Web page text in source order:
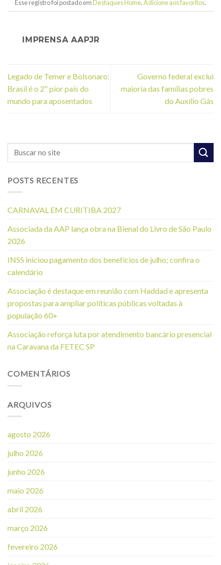
Esse registro foi postado em Destaques Home.Adicione aos favoritos.
IMPRENSA AAPJR
Legado de Temer e Bolsonaro:
Brasil é o 2º pior país do
mundo para aposentados
Governo federal exclui
maioria das famílias pobres
do Auxílio Gás
POSTS RECENTES
CARNAVAL EM CURITIBA 2027
Associada da AAP lança obra na Bienal do Livro de São Paulo
2026
INSS iniciou pagamento dos benefícios de julho; confira o
calendário
Associação é destaque em reunião com Haddad e apresenta
propostas para ampliar políticas públicas voltadas à
população 60+
Associação reforça luta por atendimento bancário presencial
na Caravana da FETEC SP
COMENTÁRIOS
ARQUIVOS
agosto 2026
julho 2026
junho 2026
maio 2026
abril 2026
março 2026
fevereiro 2026